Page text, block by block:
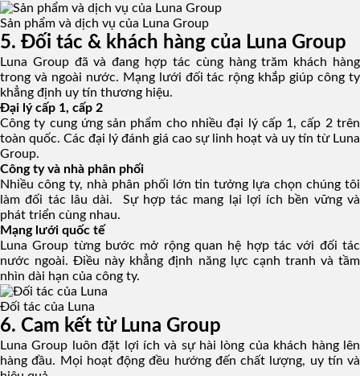
Sản phẩm và dịch vụ của Luna Group
5. Đối tác & khách hàng của Luna Group
Luna Group đã và đang hợp tác cùng hàng trăm khách hàng
trong và ngoài nước. Mạng lưới đối tác rộng khắp giúp công ty
khẳng định uy tín thương hiệu.
Đại lý cấp 1, cấp 2
Công ty cung ứng sản phẩm cho nhiều đại lý cấp 1, cấp 2 trên
toàn quốc. Các đại lý đánh giá cao sự linh hoạt và uy tín từ Luna
Group.
Công ty và nhà phân phối
Nhiều công ty, nhà phân phối lớn tin tưởng lựa chọn chúng tôi
làm đối tác lâu dài. Sự hợp tác mang lại lợi ích bền vững và
phát triển cùng nhau.
Mạng lưới quốc tế
Luna Group từng bước mở rộng quan hệ hợp tác với đối tác
nước ngoài. Điều này khẳng định năng lực cạnh tranh và tầm
nhìn dài hạn của công ty.
Đối tác của Luna
6. Cam kết từ Luna Group
Luna Group luôn đặt lợi ích và sự hài lòng của khách hàng lên
hàng đầu. Mọi hoạt động đều hướng đến chất lượng, uy tín và